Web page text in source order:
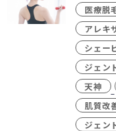
医療脱
アレキ
シェー
ジェン
天神
肌質改
ジェン